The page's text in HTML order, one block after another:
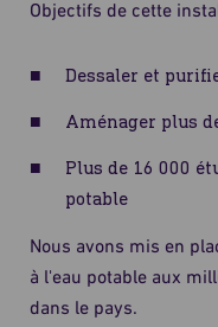
Objectifs de cette
Dessaler et
Aménager plus
Plus de 16 000
potable
Nous avons mis en
à l'eau potable aux
dans le pays.